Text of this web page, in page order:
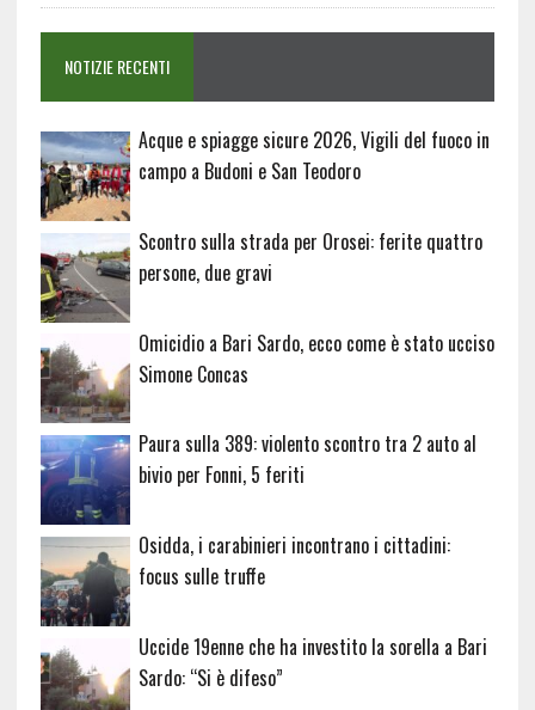
NOTIZIE RECENTI
Acque e spiagge sicure 2026, Vigili del fuoco in
campo a Budoni e San Teodoro
Scontro sulla strada per Orosei: ferite quattro
persone, due gravi
Omicidio a Bari Sardo, ecco come è stato ucciso
Simone Concas
Paura sulla 389: violento scontro tra 2 auto al
bivio per Fonni, 5 feriti
Osidda, i carabinieri incontrano i cittadini:
focus sulle truffe
Uccide 19enne che ha investito la sorella a Bari
Sardo: “Si è difeso”